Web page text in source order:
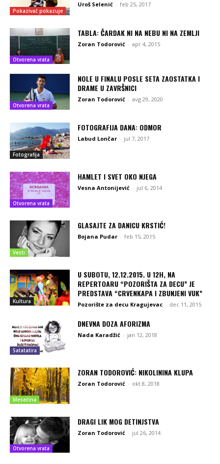
Pokazivač pokazuje
Uroš Selenić - feb 25, 2017
Otvorena vrata
TABLA: ČARDAK NI NA NEBU NI NA ZEMLJI
Zoran Todorović - apr 4, 2015
Otvorena vrata
NOLE U FINALU POSLE SETA ZAOSTATKA I
DRAME U ZAVRŠNICI
Zoran Todorović - avg 29, 2020
Fotografija
FOTOGRAFIJA DANA: ODMOR
Labud Lončar - jul 7, 2017
Otvorena vrata
HAMLET I SVET OKO NJEGA
Vesna Antonijević - jul 6, 2014
Vesti
GLASAJTE ZA DANICU KRSTIĆ!
Bojana Pudar - feb 15, 2015
Kultura
U SUBOTU, 12.12.2015. U 12H, NA
REPERTOARU “POZORIŠTA ZA DECU” JE
PREDSTAVA “CRVENKAPA I ZBUNJENI VUK”
Pozorište za decu Kragujevac - dec 11, 2015
Satatatira
DNEVNA DOZA AFORIZMA
Nada Karadžić - jan 12, 2018
Mesečina
ZORAN TODOROVIĆ: NIKOLININA KLUPA
Zoran Todorović - okt 8, 2018
Otvorena vrata
DRAGI LIK MOG DETINJSTVA
Zoran Todorović - jul 26, 2014